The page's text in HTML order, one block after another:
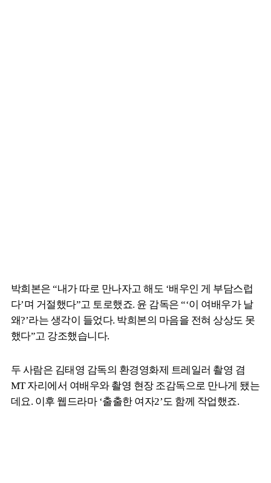
박희본은 “내가 따로 만나자고 해도 ‘배우인 게 부담스럽
다’며 거절했다”고 토로했죠. 윤 감독은 “‘이 여배우가 날
왜?’라는 생각이 들었다. 박희본의 마음을 전혀 상상도 못
했다”고 강조했습니다.
두 사람은 김태영 감독의 환경영화제 트레일러 촬영 겸
MT 자리에서 여배우와 촬영 현장 조감독으로 만나게 됐는
데요. 이후 웹드라마 ‘출출한 여자2’도 함께 작업했죠.